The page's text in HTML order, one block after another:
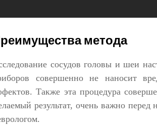
метода
сосудов головы и шеи
совершенно не наносит
Также эта процедура
результат, очень важно перед